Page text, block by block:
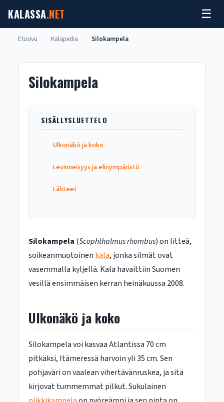
sisältöön
KALASSA.NET ☰
Etusivu Kalapedia Silokampela
Silokampela
SISÄLLYSLUETTELO
Ulkonäkö ja koko
Levinneisyys ja elinympäristö
Lähteet
Silokampela (Scophthalmus rhombus) on litteä,
soikeanmuotoinen kala, jonka silmät ovat
vasemmalla kyljellä. Kala havaittiin Suomen
vesillä ensimmäisen kerran heinäkuussa 2008.
Ulkonäkö ja koko
Silokampela voi kasvaa Atlantissa 70 cm
pitkäksi, Itämeressä harvoin yli 35 cm. Sen
pohjaväri on vaalean vihertävänruskea, ja sitä
kirjovat tummemmat pilkut. Sukulainen